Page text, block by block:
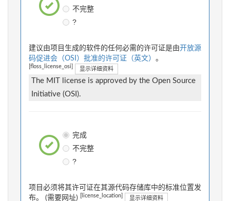
不完整
?
建议由项目生成的软件的任何必需的许可证是由开放源
码促进会（OSI）批准的许可证（英文） 。
[floss_license_osi] 显示详细资料
The MIT license is approved by the Open Source
Initiative (OSI).
完成
不完整
?
项目必须将其许可证在其源代码存储库中的标准位置发
布。 (需要网址)
[license_location] 显示详细资料